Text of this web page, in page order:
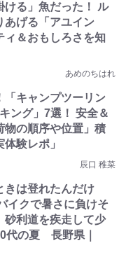
ける」魚だった！ ル
あげる「アユイン
ィ＆おもしろさを知
あめのちはれ
「キャンプツーリン
ング」7選！ 安全＆
物の順序や位置」積
験レポ」
辰口 稚菜
きは登れたんだけ
クで暑さに負けそ
砂利道を疾走して少
代の夏 長野県｜